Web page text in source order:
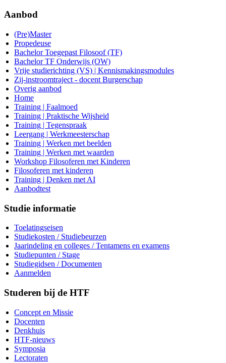
Aanbod
(Pre)Master
Propedeuse
Bachelor Toegepast Filosoof (TF)
Bachelor TF Onderwijs (OW)
Vrije studierichting (VS) | Kennismakingsmodules
Zij-instroomtraject - docent Burgerschap
Overig aanbod
Home
Training | Faalmoed
Training | Praktische Wijsheid
Training | Tegenspraak
Leergang | Werkmeesterschap
Training | Werken met beelden
Training | Werken met waarden
Workshop Filosoferen met Kinderen
Filosoferen met kinderen
Training | Denken met AI
Aanbodtest
Studie informatie
Toelatingseisen
Studiekosten / Studiebeurzen
Jaarindeling en colleges / Tentamens en examens
Studiepunten / Stage
Studiegidsen / Documenten
Aanmelden
Studeren bij de HTF
Concept en Missie
Docenten
Denkhuis
HTF-nieuws
Symposia
Lectoraten